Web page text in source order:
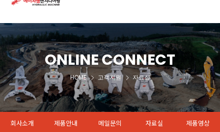
ONLINE CONNECT
HOME 고객지원 자료실
회사소개 제품안내 메일문의 자료실 제품영상